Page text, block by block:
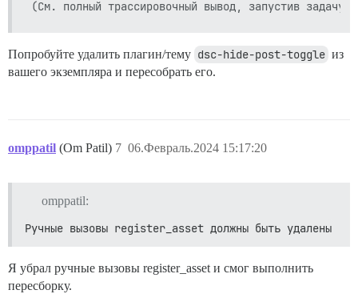
Попробуйте удалить плагин/тему dsc-hide-post-toggle из
вашего экземпляра и пересобрать его.
omppatil (Om Patil) 06.Февраль.2024 15:17:20
7
omppatil:
Ручные вызовы register_asset должны быть удалены
Я убрал ручные вызовы register_asset и смог выполнить
пересборку.